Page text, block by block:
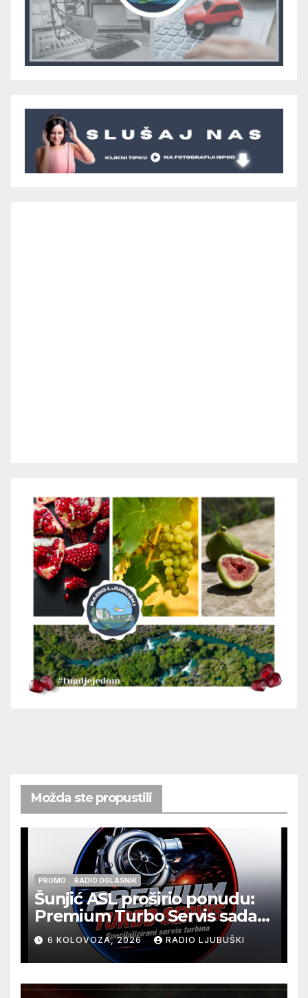
Možda ste propustili
PROMO RADIO OGLASNIK
Šunjić ASL proširio ponudu:
Premium Turbo Servis sada
na jednoj adresi u Ljubuškom
6 KOLOVOZA, 2026 RADIO LJUBUŠKI